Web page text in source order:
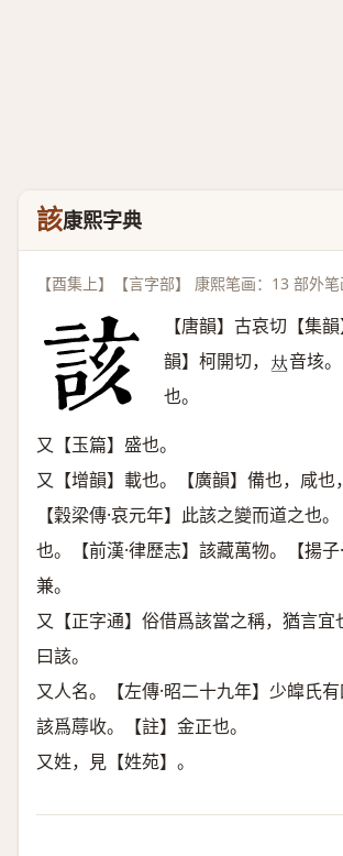
該康熙字典
【酉集上】【言字部】 康熙笔画：13 部外
【唐韻】古哀切【集
韻】柯開切， 𠀤音垓
也。
又【玉篇】盛也。
又【增韻】載也。【廣韻】備也，咸也
【穀梁傳·哀元年】此該之變而道之也
也。【前漢·律歷志】該藏萬物。【揚子
兼。
又【正字通】俗借爲該當之稱，猶言宜
曰該。
又人名。【左傳·昭二十九年】少皡氏有
該爲蓐收。【註】金正也。
又姓，見【姓苑】。